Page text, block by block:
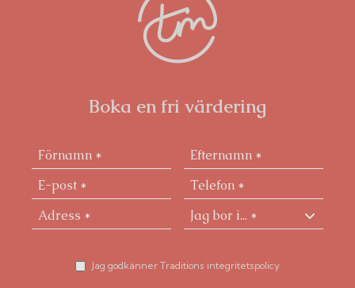
Boka en fri värdering
Jag godkänner Traditions integritetspolicy